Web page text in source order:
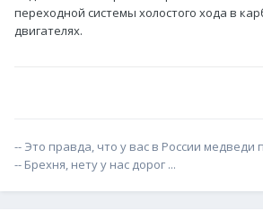
переходной системы холостого хода в
двигателях.
-- Это правда, что у вас в России медведи
-- Брехня, нету у нас дорог ...